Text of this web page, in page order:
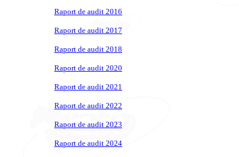
Raport de audit 2016
Raport de audit 2017
Raport de audit 2018
Raport de audit 2020
Raport de audit 2021
Raport de audit 2022
Raport de audit 2023
Raport de audit 2024